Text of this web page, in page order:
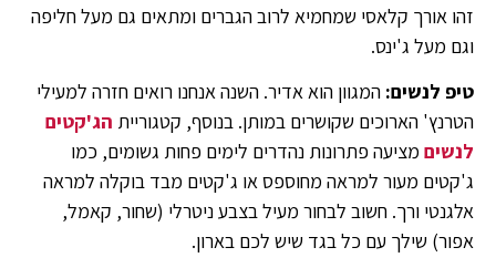
זהו אורך קלאסי שמחמיא לרוב הגברים ומתאים גם מעל חליפה
וגם מעל ג'ינס.
טיפ לנשים: המגוון הוא אדיר. השנה אנחנו רואים חזרה למעילי
הטרנץ' הארוכים שקושרים במותן. בנוסף, קטגוריית הג'קטים
לנשים מציעה פתרונות נהדרים לימים פחות גשומים, כמו
ג'קטים מעור למראה מחוספס או ג'קטים מבד בוקלה למראה
אלגנטי ורך. חשוב לבחור מעיל בצבע ניטרלי (שחור, קאמל,
אפור) שילך עם כל בגד שיש לכם בארון.